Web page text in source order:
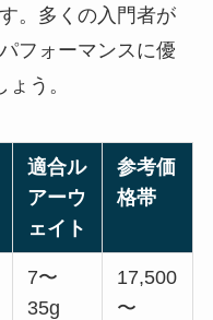
。多くの入門者が
フォーマンスに優
う。
適合ル
アーウ
ェイト
参考価
格帯
7〜
35g
17,500
〜